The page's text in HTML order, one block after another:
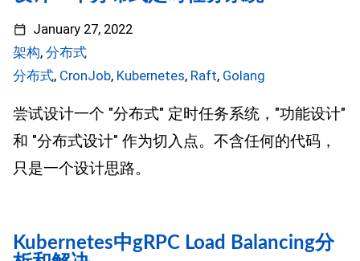
January 27, 2022
架构, 分布式
分布式, CronJob, Kubernetes, Raft, Golang
尝试设计一个 "分布式" 定时任务系统，"功能设计"
和 "分布式设计" 作为切入点。不含任何的代码，
只是一个设计思路。
Kubernetes中gRPC Load Balancing分